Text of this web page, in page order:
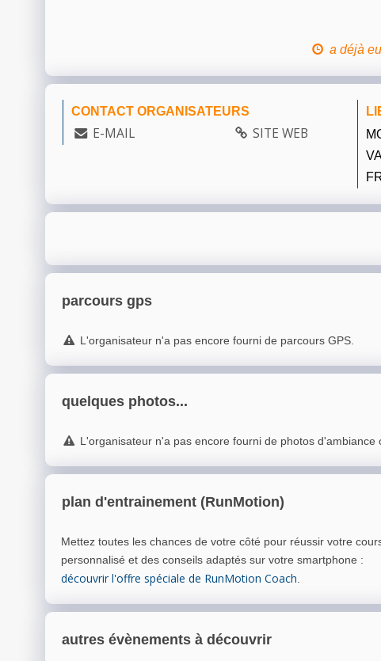
a déjà
CONTACT ORGANISATEURS
E-MAIL SITE WEB
parcours gps
L'organisateur n'a pas encore fourni de parcours GPS.
quelques photos...
L'organisateur n'a pas encore fourni de photos d'ambiance
plan d'entrainement (RunMotion)
Mettez toutes les chances de votre côté pour réussir votre
personnalisé et des conseils adaptés sur votre smartphone :
découvrir l'offre spéciale de RunMotion Coach.
autres évènements à découvrir